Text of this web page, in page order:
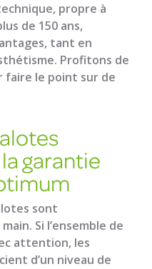
propre à
de 150 ans,
tant en
Profitons de
faire le point sur de
garantie
sont
Si l’ensemble de
attention, les
d’un niveau de